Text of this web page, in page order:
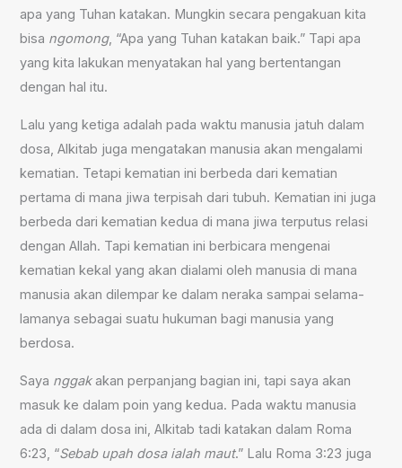
apa yang Tuhan katakan. Mungkin secara pengakuan kita
bisa ngomong, “Apa yang Tuhan katakan baik.” Tapi apa
yang kita lakukan menyatakan hal yang bertentangan
dengan hal itu.
Lalu yang ketiga adalah pada waktu manusia jatuh dalam
dosa, Alkitab juga mengatakan manusia akan mengalami
kematian. Tetapi kematian ini berbeda dari kematian
pertama di mana jiwa terpisah dari tubuh. Kematian ini juga
berbeda dari kematian kedua di mana jiwa terputus relasi
dengan Allah. Tapi kematian ini berbicara mengenai
kematian kekal yang akan dialami oleh manusia di mana
manusia akan dilempar ke dalam neraka sampai selama-
lamanya sebagai suatu hukuman bagi manusia yang
berdosa.
Saya nggakakan perpanjang bagian ini, tapi saya akan
masuk ke dalam poin yang kedua. Pada waktu manusia
ada di dalam dosa ini, Alkitab tadi katakan dalam Roma
6:23, “Sebab upah dosa ialah maut.” Lalu Roma 3:23 juga